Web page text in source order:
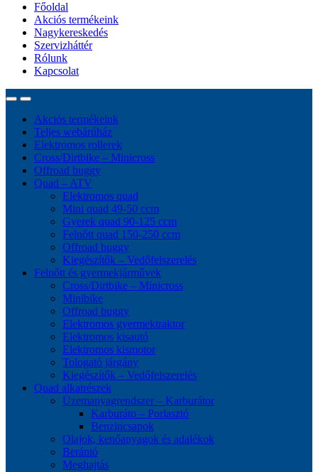
Főoldal
Akciós termékeink
Nagykereskedés
Szervizháttér
Rólunk
Kapcsolat
Akciós termékeink
Teljes webárúház
Elektromos rollerek
Cross/Dirtbike – Minicross
Offroad buggy
Quad – ATV
Elektromos quad
Mini quad 49-50 ccm
Gyerek quad 90-125 ccm
Felnőtt quad 150-250 ccm
Offroad buggy
Kiegészítők – Vedőfelszerelés
Felnőtt és gyermekjárművek
Cross/Dirtbike – Minicross
Minibike
Offroad buggy
Elektromos gyermektraktor
Elektromos kisautó
Elektromos kismotor
Tologató járgány
Kiegészítők – Vedőfelszerelés
Quad alkatrészek
Üzemanyagrendszer – Karburátor
Karburáto – Porlasztó
Benzincsapok
Olajok, kenőanyagok és adalékok
Berántó
Meghajtás